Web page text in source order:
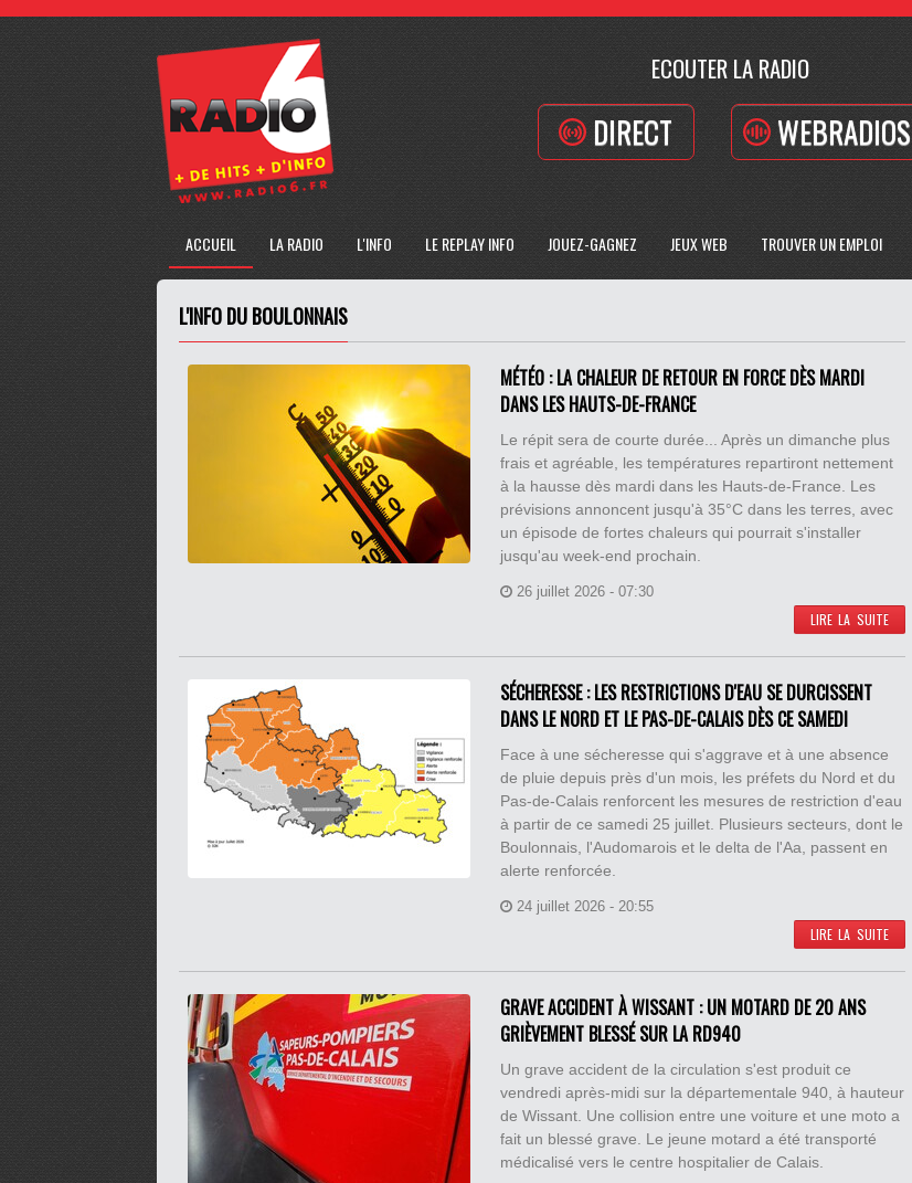
ECOUTER LA RADIO
DIRECT WEBRADIOS
ACCUEIL LA RADIO L'INFO LE REPLAY INFO JOUEZ-GAGNEZ JEUX WEB TROUVER UN EMPLOI
L'INFO DU BOULONNAIS
MÉTÉO : LA CHALEUR DE RETOUR EN FORCE DÈS MARDI
DANS LES HAUTS-DE-FRANCE
Le répit sera de courte durée... Après un dimanche plus
frais et agréable, les températures repartiront nettement
à la hausse dès mardi dans les Hauts-de-France. Les
prévisions annoncent jusqu'à 35°C dans les terres, avec
un épisode de fortes chaleurs qui pourrait s'installer
jusqu'au week-end prochain.
26 juillet 2026 - 07:30
LIRE LA SUITE
SÉCHERESSE : LES RESTRICTIONS D'EAU SE DURCISSENT
DANS LE NORD ET LE PAS-DE-CALAIS DÈS CE SAMEDI
Face à une sécheresse qui s'aggrave et à une absence
de pluie depuis près d'un mois, les préfets du Nord et du
Pas-de-Calais renforcent les mesures de restriction d'eau
à partir de ce samedi 25 juillet. Plusieurs secteurs, dont le
Boulonnais, l'Audomarois et le delta de l'Aa, passent en
alerte renforcée.
24 juillet 2026 - 20:55
LIRE LA SUITE
GRAVE ACCIDENT À WISSANT : UN MOTARD DE 20 ANS
GRIÈVEMENT BLESSÉ SUR LA RD940
Un grave accident de la circulation s'est produit ce
vendredi après-midi sur la départementale 940, à hauteur
de Wissant. Une collision entre une voiture et une moto a
fait un blessé grave. Le jeune motard a été transporté
médicalisé vers le centre hospitalier de Calais.